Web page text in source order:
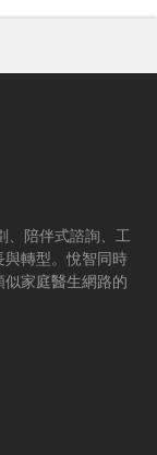
、陪伴式諮詢、工
與轉型。悅智同時
家庭醫生網路的